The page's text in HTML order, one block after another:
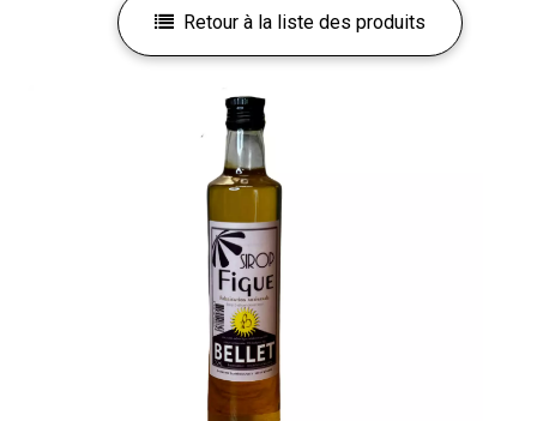
Retour à la liste des produits